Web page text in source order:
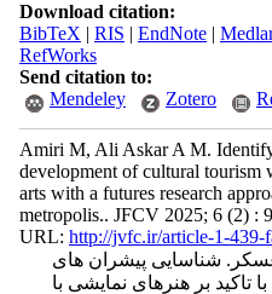
Download citation:
BibTeX | RIS | EndNote|
RefWorks
Send citation to:
Mendeley
Zotero
Amiri M, Ali Askar A M.
development of cultural tourism
arts with a futures research
metropolis.. JFCV 2025; 6 (2) : 9
URL: http://jvfc.ir/article-1-439-
شناسایی پیشران های
بر هنرهای نمایشی با